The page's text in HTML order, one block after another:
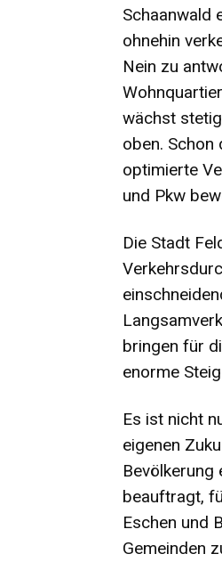
Schaanwald
ohnehin
Nein zu
wächst
oben. Schon
optimierte
und Pkw
Die Stadt
bringen für
enorme
Es ist nicht
eigenen
beauftragt,
Eschen und
Gemeinden